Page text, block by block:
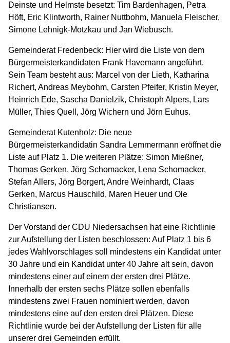
Deinste und Helmste besetzt: Tim Bardenhagen, Petra
Höft, Eric Klintworth, Rainer Nuttbohm, Manuela Fleischer,
Simone Lehnigk-Motzkau und Jan Wiebusch.
Gemeinderat Fredenbeck: Hier wird die Liste von dem
Bürgermeisterkandidaten Frank Havemann angeführt.
Sein Team besteht aus: Marcel von der Lieth, Katharina
Richert, Andreas Meybohm, Carsten Pfeifer, Kristin Meyer,
Heinrich Ede, Sascha Danielzik, Christoph Alpers, Lars
Müller, Thies Quell, Jörg Wichern und Jörn Euhus.
Gemeinderat Kutenholz: Die neue
Bürgermeisterkandidatin Sandra Lemmermann eröffnet die
Liste auf Platz 1. Die weiteren Plätze: Simon Mießner,
Thomas Gerken, Jörg Schomacker, Lena Schomacker,
Stefan Allers, Jörg Borgert, Andre Weinhardt, Claas
Gerken, Marcus Hauschild, Maren Heuer und Ole
Christiansen.
Der Vorstand der CDU Niedersachsen hat eine Richtlinie
zur Aufstellung der Listen beschlossen: Auf Platz 1 bis 6
jedes Wahlvorschlages soll mindestens ein Kandidat unter
30 Jahre und ein Kandidat unter 40 Jahre alt sein, davon
mindestens einer auf einem der ersten drei Plätze.
Innerhalb der ersten sechs Plätze sollen ebenfalls
mindestens zwei Frauen nominiert werden, davon
mindestens eine auf den ersten drei Plätzen. Diese
Richtlinie wurde bei der Aufstellung der Listen für alle
unserer drei Gemeinden erfüllt.